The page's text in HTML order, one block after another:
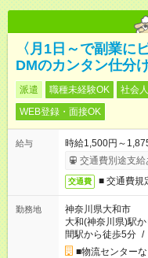
〈月1日～で副業に
DMのカンタン仕分
派遣 職種未経験OK 社会
WEB登録・面接OK
給与
時給1,500円～
交通費別途支給
交通費 ■ 交通費規
勤務地
神奈川県大和市
大和(神奈川県)駅
間駅から徒歩5分 /
■物流センター